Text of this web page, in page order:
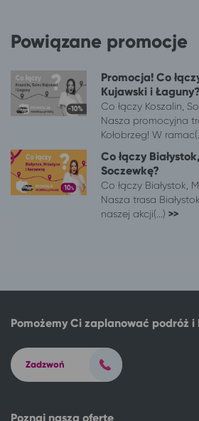
Toruń
Mikołajki
Toruń
Połczyn-Zdrój
Toruń
Duszniki-Zdrój
Toruń
Poznań
Jastrzębia Góra
Toruń
Władysławowo
Toruń
Gdańsk
Toruń
Karpacz
Gdynia
Polanica-Zdrój
Toruń
Łódź
Toruń
Międzywodzie
Toruń
Międzywodzie
Toruń
Rewal
Toruń
Międzyzdroje
Powiązane promocje
Promocja! Co
Kujawski i Łaguny?
Co łączy Koszalin,
Nasza promocyjna
Kołobrzeg! W
Co łączy
Soczewkę?
Co łączy Białystok,
Nasza trasa
naszej akcji(...) >>
Poznaj naszą ofertę
Pomożemy Ci zaplanować podróż
Zadzwoń